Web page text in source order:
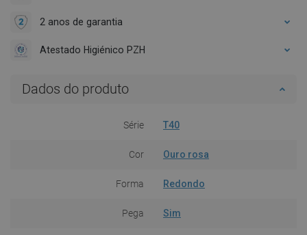
2 anos de garantia
Atestado Higiénico PZH
Dados do produto
Série T40
Cor Ouro rosa
Forma Redondo
Pega Sim